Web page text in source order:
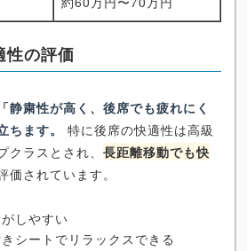
性の評価
静粛性が高く、後席でも疲れにく
ます。
特に後席の快適性は高級
クラスとされ、 長距離移動でも快
価されています。
しやすい
シートでリラックスできる